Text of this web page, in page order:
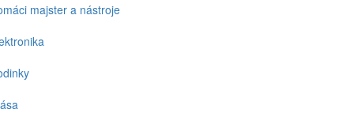
majster a nástroje